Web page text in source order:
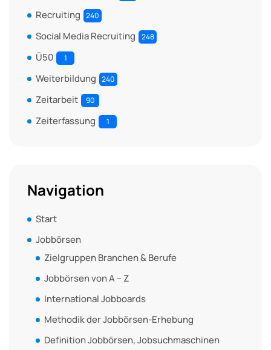
Recruiting 240
Social Media Recruiting 248
Ü50 1
Weiterbildung 240
Zeitarbeit 90
Zeiterfassung 1
Navigation
Start
Jobbörsen
Zielgruppen Branchen & Berufe
Jobbörsen von A – Z
International Jobboards
Methodik der Jobbörsen-Erhebung
Definition Jobbörsen, Jobsuchmaschinen